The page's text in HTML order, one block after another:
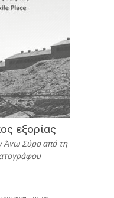
εξορίας
Άνω Σύρο από τη